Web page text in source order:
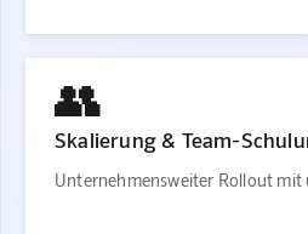
👥
Skalierung & Team-
Unternehmensweiter Rollout